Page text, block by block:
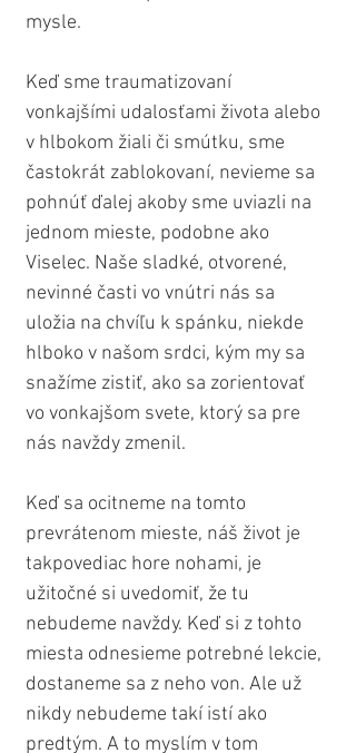
mysle.
Keď sme traumatizovaní
vonkajšími udalosťami života alebo
v hlbokom žiali či smútku, sme
častokrát zablokovaní, nevieme sa
pohnúť ďalej akoby sme uviazli na
jednom mieste, podobne ako
Viselec. Naše sladké, otvorené,
nevinné časti vo vnútri nás sa
uložia na chvíľu k spánku, niekde
hlboko v našom srdci, kým my sa
snažíme zistiť, ako sa zorientovať
vo vonkajšom svete, ktorý sa pre
nás navždy zmenil.
Keď sa ocitneme na tomto
prevrátenom mieste, náš život je
takpovediac hore nohami, je
užitočné si uvedomiť, že tu
nebudeme navždy. Keď si z tohto
miesta odnesieme potrebné lekcie,
dostaneme sa z neho von. Ale už
nikdy nebudeme takí istí ako
predtým. A to myslím v tom